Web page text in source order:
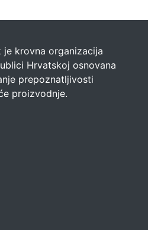
krovna organizacija
Hrvatskoj osnovana
prepoznatljivosti
proizvodnje.